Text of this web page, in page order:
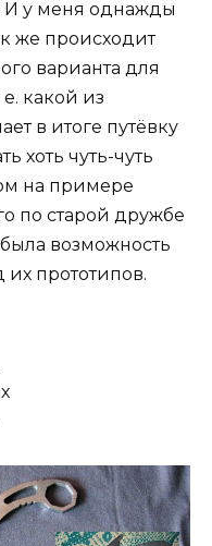
И у меня однажды
же происходит
варианта для
какой из
в итоге путёвку
хоть чуть-чуть
на примере
по старой дружбе
возможность
их прототипов.